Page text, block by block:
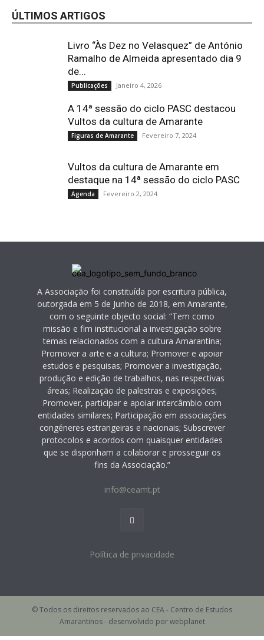
ÚLTIMOS ARTIGOS
Livro “Às Dez no Velasquez” de António
Ramalho de Almeida apresentado dia 9
de...
Publicações Janeiro 4, 2026
A 14ª sessão do ciclo PASC destacou
Vultos da cultura de Amarante
Figuras de Amarante Fevereiro 7, 2024
Vultos da cultura de Amarante em
destaque na 14ª sessão do ciclo PASC
Agenda Fevereiro 2, 2024
A Associação foi constituída por escritura pública,
outorgada em 5 de Junho de 2018, em Amarante,
com o seguinte objecto social: “Tem como
missão e fim institucional a investigação sobre
temas relacionados com a cultura Amarantina;
Promover a arte e a cultura; Promover e apoiar
estudos e pesquisas; Promover a investigação,
produção e edição de trabalhos, nas respectivas
áreas; Realização de palestras e exposições;
Promover, participar e apoiar intercâmbio com
entidades similares; Participação em associações
congéneres estrangeiras e nacionais; Subscrever
protocolos e acordos com quaisquer entidades
que se disponham a colaborar e prosseguir os
fins da Associação.”
info@ceamt.pt
Política de privacidade
© Todos os direitos reservados ao CEA - Centro de Estudos
Amarantinos - desenvolvido por webplanet